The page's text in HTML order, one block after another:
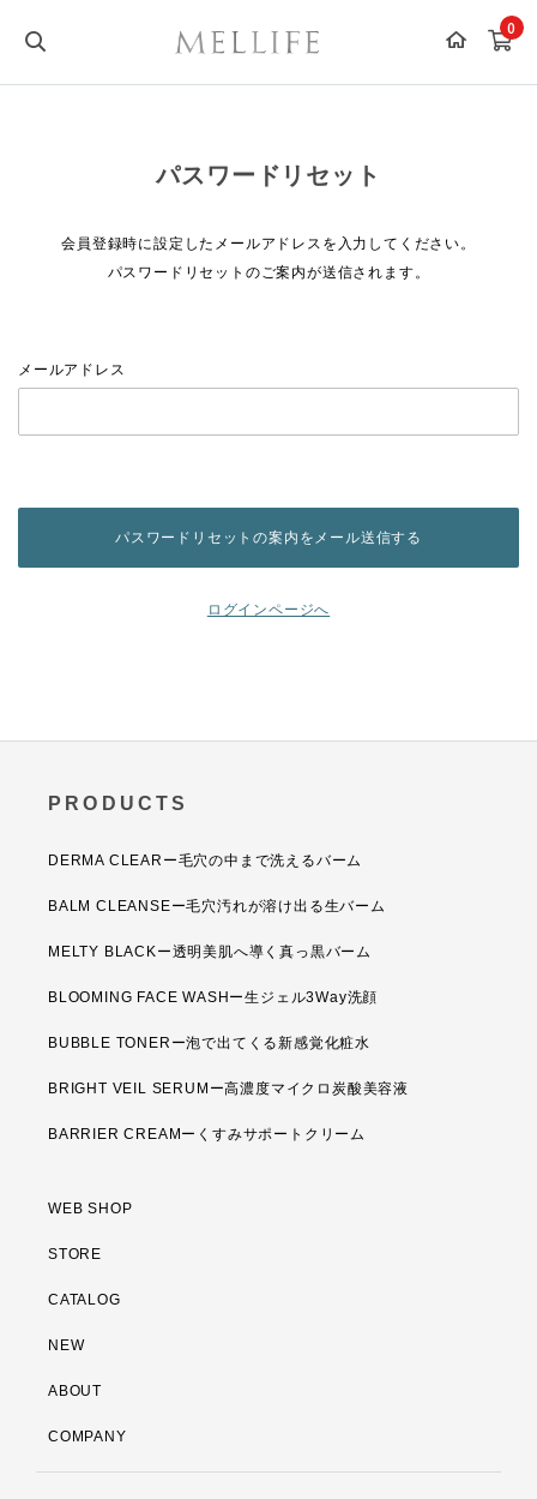
0
パスワードリセット
会員登録時に設定したメールアドレスを入力してください。
パスワードリセットのご案内が送信されます。
メールアドレス
ログインページへ
PRODUCTS
DERMA CLEARー毛穴の中まで洗えるバーム
BALM CLEANSEー毛穴汚れが溶け出る生バーム
MELTY BLACKー透明美肌へ導く真っ黒バーム
BLOOMING FACE WASHー生ジェル3Way洗顔
BUBBLE TONERー泡で出てくる新感覚化粧水
BRIGHT VEIL SERUMー高濃度マイクロ炭酸美容液
BARRIER CREAMーくすみサポートクリーム
WEB SHOP
STORE
CATALOG
NEW
ABOUT
COMPANY